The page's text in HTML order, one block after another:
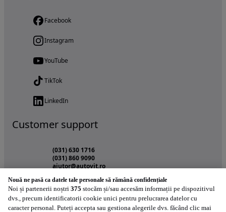
Facebook
Instagram
YouTube
TikTok
LinkedIn
Customer support
(031) 630 1716
(031) 860 9090
ajutor@autovit.ro
Sectiuni Autovit.ro
Nouă ne pasă ca datele tale personale să rămână confidențiale
Noi și partenerii noștri 375 stocăm și/sau accesăm informații pe dispozitivul
dvs., precum identificatorii cookie unici pentru prelucrarea datelor cu
caracter personal. Puteți accepta sau gestiona alegerile dvs. făcând clic mai